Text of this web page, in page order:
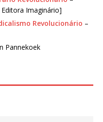
Imaginário]
Revolucionário –
Pannekoek